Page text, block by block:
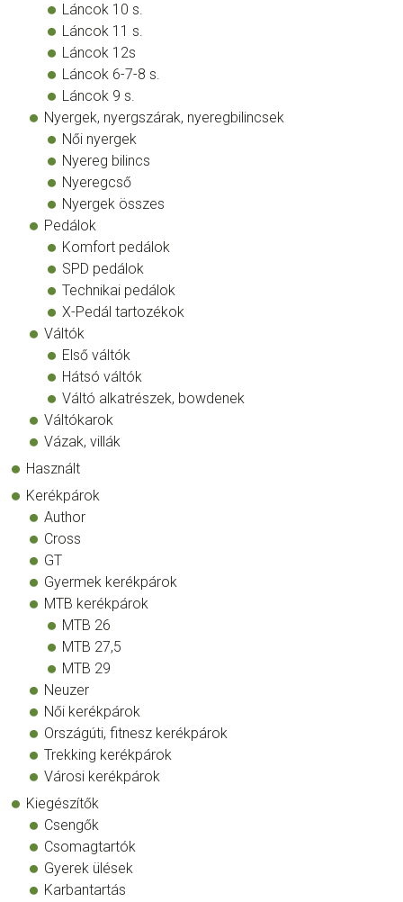
Láncok 10 s.
Láncok 11 s.
Láncok 12s
Láncok 6-7-8 s.
Láncok 9 s.
Nyergek, nyergszárak, nyeregbilincsek
Női nyergek
Nyereg bilincs
Nyeregcső
Nyergek összes
Pedálok
Komfort pedálok
SPD pedálok
Technikai pedálok
X-Pedál tartozékok
Váltók
Első váltók
Hátsó váltók
Váltó alkatrészek, bowdenek
Váltókarok
Vázak, villák
Használt
Kerékpárok
Author
Cross
GT
Gyermek kerékpárok
MTB kerékpárok
MTB 26
MTB 27,5
MTB 29
Neuzer
Női kerékpárok
Országúti, fitnesz kerékpárok
Trekking kerékpárok
Városi kerékpárok
Kiegészítők
Csengők
Csomagtartók
Gyerek ülések
Karbantartás